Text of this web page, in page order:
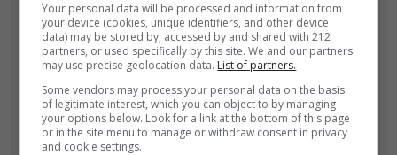
Ο χώρος διατίθεται για πάρτι και άλλες εκδηλώσεις σε φορείς,
ομίλους και ιδιώτες.
Δεν χρειάζεστε ραντεβού για να περάσετε από τοPuppies
Park.Ωστόσο, αν ο σκύλος σας έχει θέματα συμπεριφοράς,
καλό είναι να επικοινωνήσετε από πριν με τους εκπαιδευτές.
Για να έρθετε στοPuppies Park,ο σκύλος θα πρέπει να έχει
κάνει το ετήσιο τριπλό εμβόλιό του εντός του περασμένου
12μηνου και να είναι άνω των 4 μηνών.
Την πρώτη φορά θα χρειαστεί να έχετε μαζί το βιβλιάριο
υγείας του.
Your personal data will be processed and information from
your device (cookies, unique identifiers, and other device
data) may be stored by, accessed by and shared with 212
partners, or used specifically by this site. We and our partners
may use precise geolocation data. List of partners.
Some vendors may process your personal data on the basis
of legitimate interest, which you can object to by managing
your options below. Look for a link at the bottom of this page
or in the site menu to manage or withdraw consent in privacy
and cookie settings.